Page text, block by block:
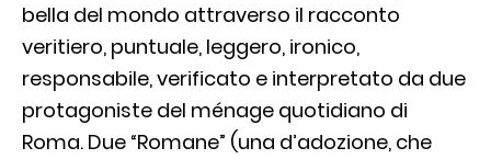
bella del mondo attraverso il racconto
veritiero, puntuale, leggero, ironico,
responsabile, verificato e interpretato da due
protagoniste del ménage quotidiano di
Roma. Due “Romane” (una d’adozione, che